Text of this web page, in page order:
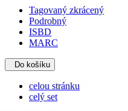
Tagovaný zkrácený
Podrobný
ISBD
MARC
Do košíku
celou stránku
celý set